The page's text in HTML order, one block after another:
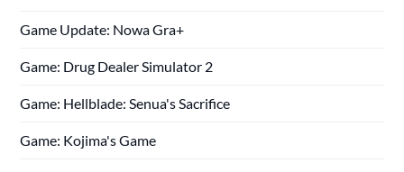
Game Update: Nowa Gra+
Game: Drug Dealer Simulator 2
Game: Hellblade: Senua's Sacrifice
Game: Kojima's Game